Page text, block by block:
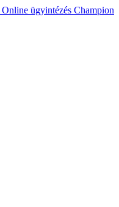
Online ügyintézés Champion